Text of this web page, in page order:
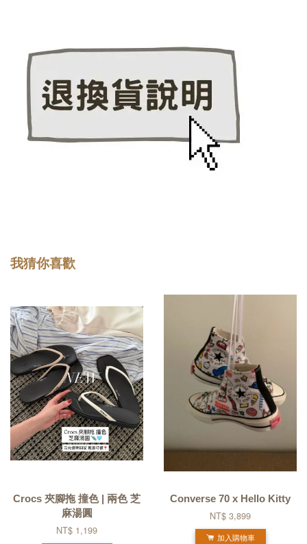
我猜你喜歡
Crocs 夾腳拖 撞色 | 兩色 芝
麻湯圓
NT$ 1,199
Converse 70 x Hello Kitty
NT$ 3,899
加入購物車